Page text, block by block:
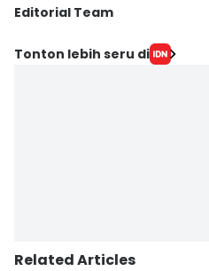
Editorial Team
Editor
Tonton lebih seru di
Related Articles